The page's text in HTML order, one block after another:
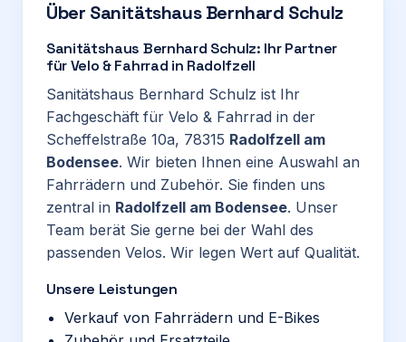
Über Sanitätshaus Bernhard Schulz
Sanitätshaus Bernhard Schulz: Ihr Partner
für Velo & Fahrrad in Radolfzell
Sanitätshaus Bernhard Schulz ist Ihr
Fachgeschäft für Velo & Fahrrad in der
Scheffelstraße 10a, 78315 Radolfzell am
Bodensee. Wir bieten Ihnen eine Auswahl an
Fahrrädern und Zubehör. Sie finden uns
zentral in Radolfzell am Bodensee. Unser
Team berät Sie gerne bei der Wahl des
passenden Velos. Wir legen Wert auf Qualität.
Unsere Leistungen
Verkauf von Fahrrädern und E-Bikes